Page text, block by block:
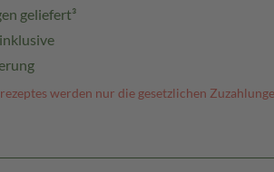
geliefert³
werden nur die gesetzlichen